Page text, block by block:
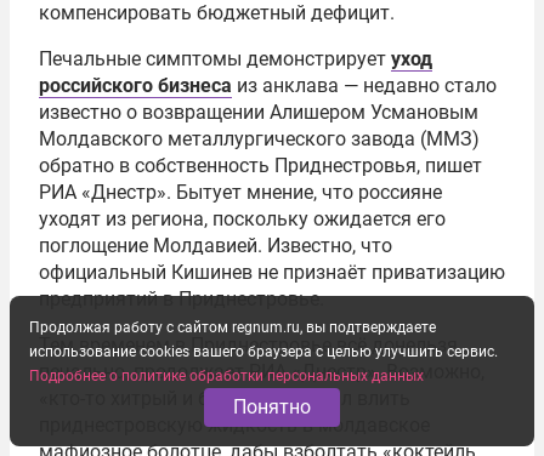
компенсировать бюджетный дефицит.
Печальные симптомы демонстрирует уход
российского бизнеса из анклава — недавно стало
известно о возвращении Алишером Усмановым
Молдавского металлургического завода (ММЗ)
обратно в собственность Приднестровья, пишет
РИА «Днестр». Бытует мнение, что россияне
уходят из региона, поскольку ожидается его
поглощение Молдавией. Известно, что
официальный Кишинев не признаёт приватизацию
предприятий в Приднестровье.
Тем временем в Приднестровье всё донельзя
печально, продолжает РИА «Днестр». Возможно,
«кто-то хитрый и большой» решил влить
приднестровскую жидкость в молдавское
Продолжая работу с сайтом regnum.ru, вы подтверждаете
использование cookies вашего браузера с целью улучшить сервис.
Подробнее о политике обработки персональных данных
Понятно